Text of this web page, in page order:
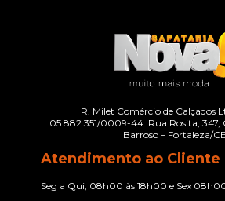
R. Milet Comércio de Calçados
05.882.351/0009-44. Rua Rosita, 347,
Barroso – Fortaleza/CE.
Atendimento ao Cliente
Seg a Qui, 08h00 às 18h00 e Sex